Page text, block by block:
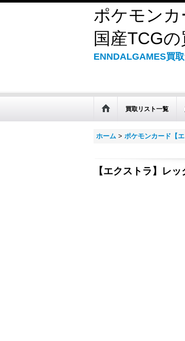
ポケモン
国産TCG
ENNDALGAMES買
買取リスト一覧
ホーム > ポケモンカード【
【エクストラ】レッ